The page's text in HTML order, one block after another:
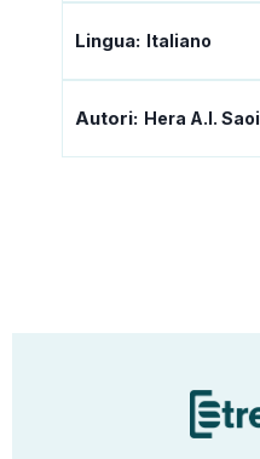
Lingua: Italiano
Autori: Hera A.I. Saoi